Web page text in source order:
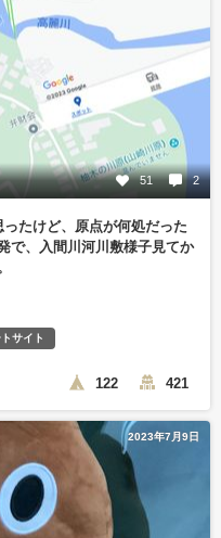
51 2
たけど、原点が何処だった
で、入間川河川敷様子見てか
サイト
122 421
2023年7月9日